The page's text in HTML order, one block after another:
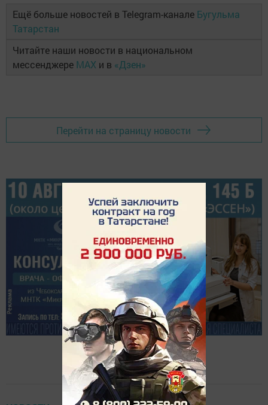
Ещё больше новостей в Telegram-канале Бугульма
Татарстан
Читайте наши новости в национальном
мессенджере MAX и в «Дзен»
Перейти на страницу новости